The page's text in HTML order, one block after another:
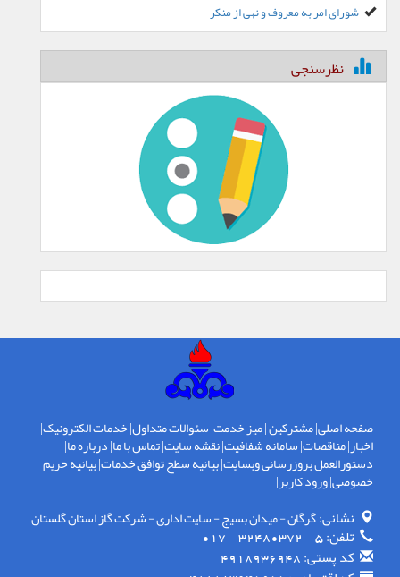
شورای امر به معروف و نهی از منکر
نظرسنجی
صفحه اصلی|مشترکین|میز خدمت|سئوالات متداول|خدمات الکترونیک|
اخبار|مناقصات|سامانه شفافیت|نقشه سایت|تماس با ما|درباره ما|
دستورالعمل بروزرسانی وبسایت|بیانیه سطح توافق خدمات|بیانیه حریم
خصوصی|ورود کاربر|
نشانی:گرگان - ميدان بسيج - سايت اداری - شركت گاز استان گلستان
تلفن: 5 - 32480372 - 017
کد پستی: 4918936948